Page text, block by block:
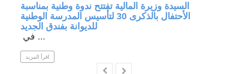
السيدة وزيرة المالية تفتتح ندوة وطنية بمناسبة
الأحتفال بالذكرى 30 لتأسيس المدرسة الوطنية
للديوانة بفندق الجديد
في ...
اقرأ المزيد